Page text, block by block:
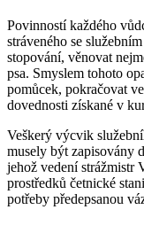
Povinností každého
stráveného se
stopování, věnovat
psa. Smyslem tohoto
pomůcek, pokračovat
dovednosti získané v
Veškerý výcvik
musely být zapisovány
jehož vedení strážmistr
prostředků četnické
potřeby předepsanou